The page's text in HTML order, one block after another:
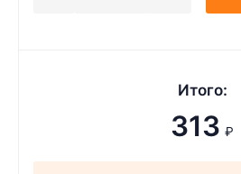
Итого:
313 ₽